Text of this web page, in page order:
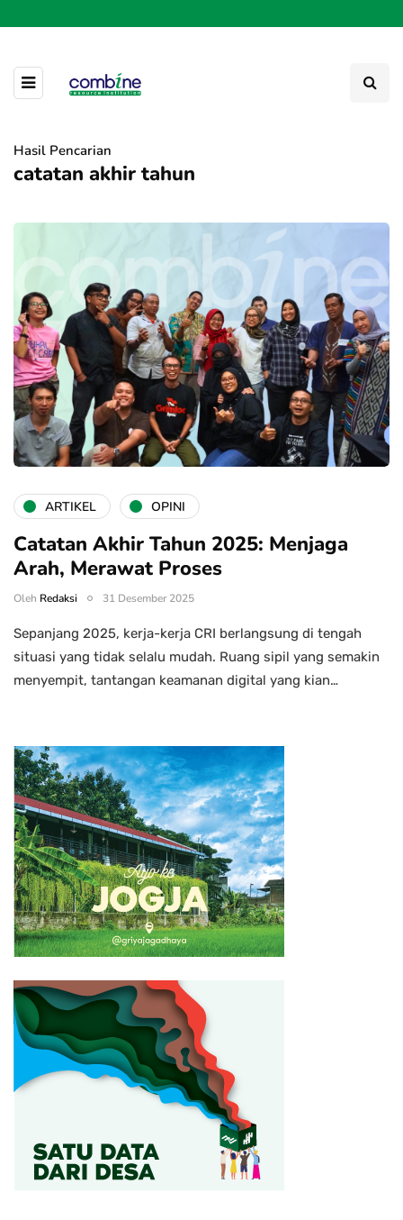
Hasil Pencarian
catatan akhir tahun
ARTIKEL OPINI
Catatan Akhir Tahun 2025: Menjaga
Arah, Merawat Proses
Oleh Redaksi 31 Desember 2025
Sepanjang 2025, kerja-kerja CRI berlangsung di tengah
situasi yang tidak selalu mudah. Ruang sipil yang semakin
menyempit, tantangan keamanan digital yang kian…